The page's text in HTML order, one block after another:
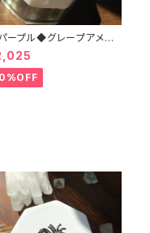
ープル◆グレープアメシ
＊マクラメネックレス